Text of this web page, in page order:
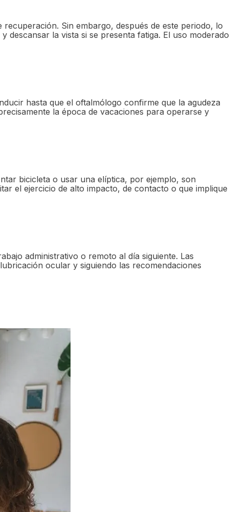
Sin embargo, después de este periodo, lo
descansar la vista si se presenta fatiga. El uso moderado
hasta que el oftalmólogo confirme que la agudeza
la época de vacaciones para operarse y
bicicleta o usar una elíptica, por ejemplo, son
el ejercicio de alto impacto, de contacto o que implique
administrativo o remoto al día siguiente. Las
ocular y siguiendo las recomendaciones